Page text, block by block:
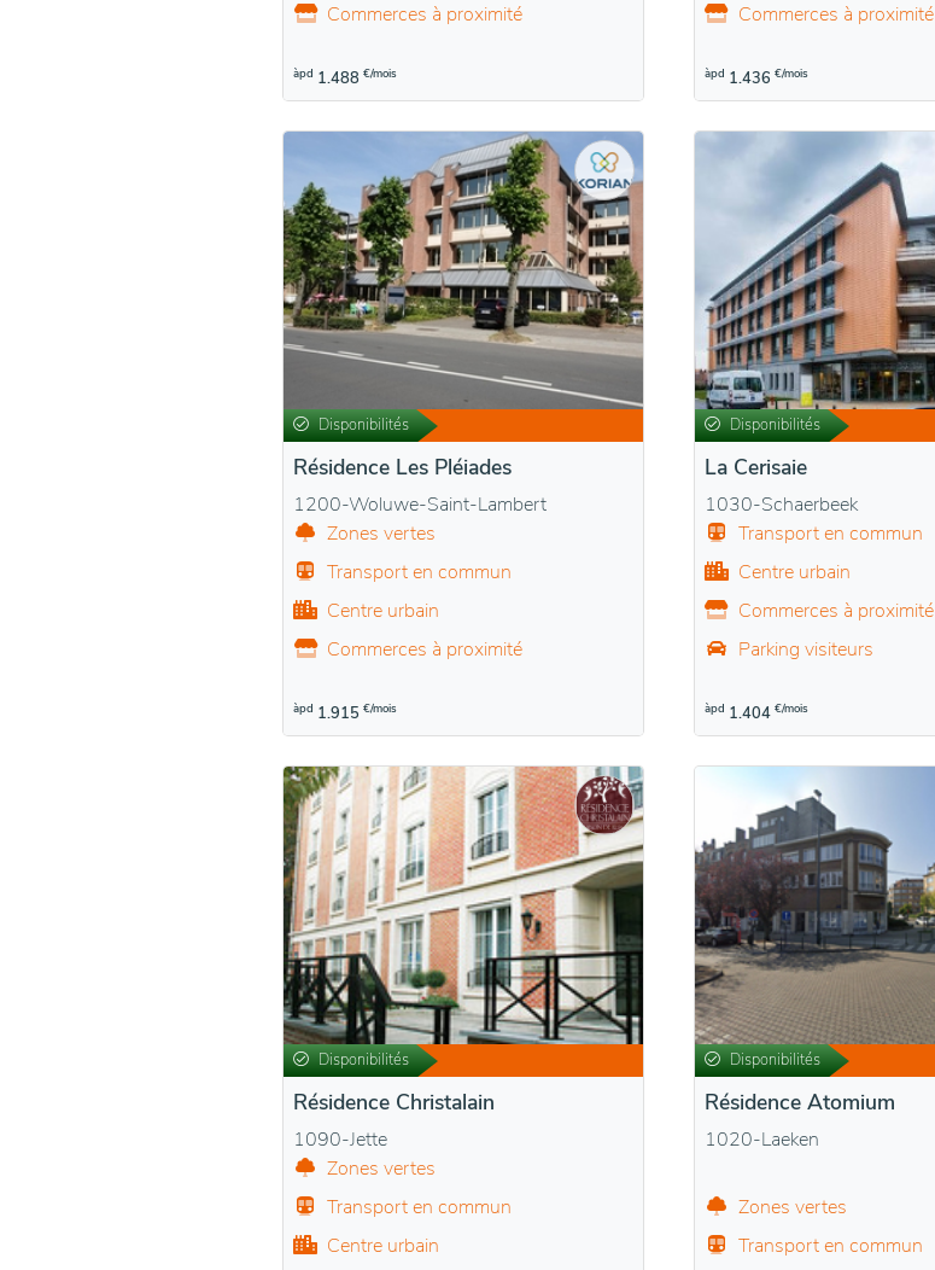
Commerces à proximité
àpd 1.488 €/mois
Commerces à proximité
àpd 1.436 €/mois
Disponibilités
Résidence Les Pléiades
1200-Woluwe-Saint-Lambert
Zones vertes
Transport en commun
Centre urbain
Commerces à proximité
àpd 1.915 €/mois
Disponibilités
La Cerisaie
1030-Schaerbeek
Transport en commun
Centre urbain
Commerces à proximité
Parking visiteurs
àpd 1.404 €/mois
Disponibilités
Résidence Christalain
1090-Jette
Zones vertes
Transport en commun
Centre urbain
Disponibilités
Résidence Atomium
1020-Laeken
Zones vertes
Transport en commun